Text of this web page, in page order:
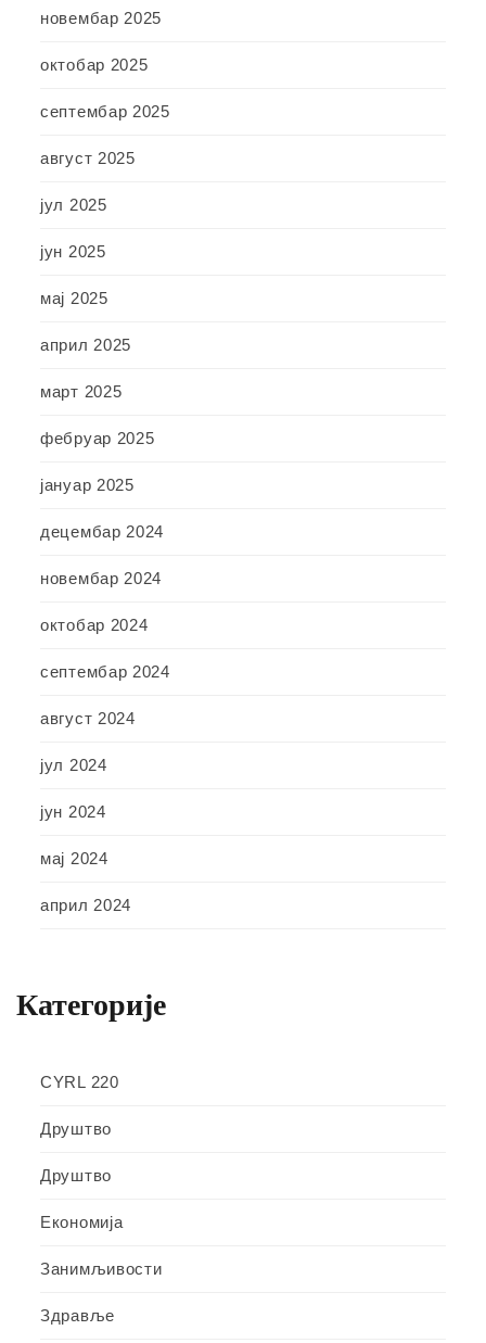
новембар 2025
октобар 2025
септембар 2025
август 2025
јул 2025
јун 2025
мај 2025
април 2025
март 2025
фебруар 2025
јануар 2025
децембар 2024
новембар 2024
октобар 2024
септембар 2024
август 2024
јул 2024
јун 2024
мај 2024
април 2024
Категорије
CYRL 220
Друштво
Друштво
Економија
Занимљивости
Здравље